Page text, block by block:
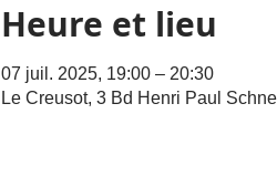
Heure et lieu
07 juil. 2025, 19:00 – 20:30
Le Creusot, 3 Bd Henri Paul